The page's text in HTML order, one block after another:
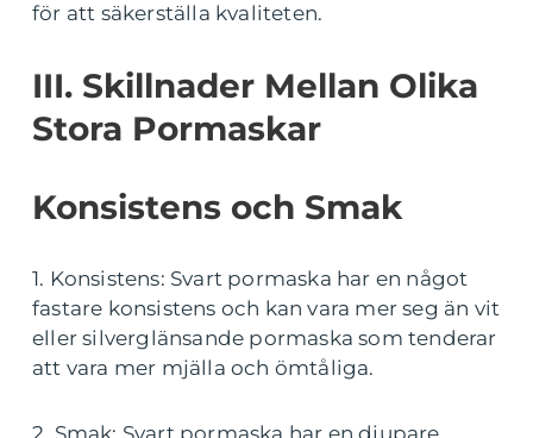
för att säkerställa kvaliteten.
III. Skillnader Mellan Olika
Stora Pormaskar
Konsistens och Smak
1. Konsistens: Svart pormaska har en något
fastare konsistens och kan vara mer seg än vit
eller silverglänsande pormaska som tenderar
att vara mer mjälla och ömtåliga.
2. Smak: Svart pormaska har en djupare